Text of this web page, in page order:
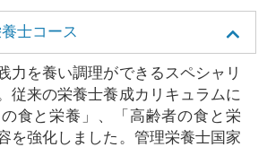
士コース
力を養い調理ができるスペシャリ
従来の栄養士養成カリキュラムに
食と栄養」、「高齢者の食と栄
を強化しました。管理栄養士国家